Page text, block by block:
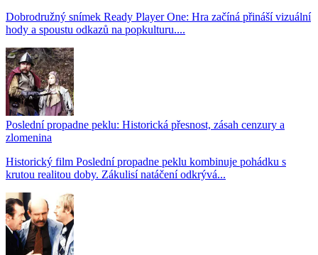
Dobrodružný snímek Ready Player One: Hra začíná přináší vizuální
hody a spoustu odkazů na popkulturu....
Poslední propadne peklu: Historická přesnost, zásah cenzury a
zlomenina
Historický film Poslední propadne peklu kombinuje pohádku s
krutou realitou doby. Zákulisí natáčení odkrývá...